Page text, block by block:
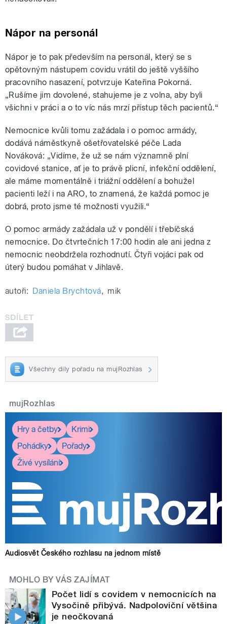
Nápor na personál
Nápor je to pak především na personál, který se s
opětovným nástupem covidu vrátil do ještě vyššího
pracovního nasazení, potvrzuje Kateřina Pokorná.
„Rušíme jim dovolené, stahujeme je z volna, aby byli
všichni v práci a o to víc nás mrzí přístup těch pacientů.“
Nemocnice kvůli tomu zažádala i o pomoc armády,
dodává náměstkyně ošetřovatelské péče Lada
Nováková: „Vidíme, že už se nám významně plní
covidové stanice, ať je to právě plicní, infekční oddělení,
ale máme momentálně i triážní oddělení a bohužel
pacienti leží i na ARO, to znamená, že každá pomoc je
dobrá, proto jsme té možnosti využili.“
O pomoc armády zažádala už v pondělí i třebíčská
nemocnice. Do čtvrtečních 17:00 hodin ale ani jedna z
nemocnic neobdržela rozhodnutí. Čtyři vojáci pak od
úterý budou pomáhat v Jihlavě.
autoři: Daniela Brychtová, mik
Všechny díly pořadu na mujRozhlas
mujRozhlas
Hry a četby
Krimi
Pohádky
Pořady
Živé vysílání
Audiosvět Českého rozhlasu na jednom místě
MOHLO BY VÁS ZAJÍMAT
Počet lidí s covidem v nemocnicích na
Vysočině přibývá. Nadpoloviční většina
je neočkovaná